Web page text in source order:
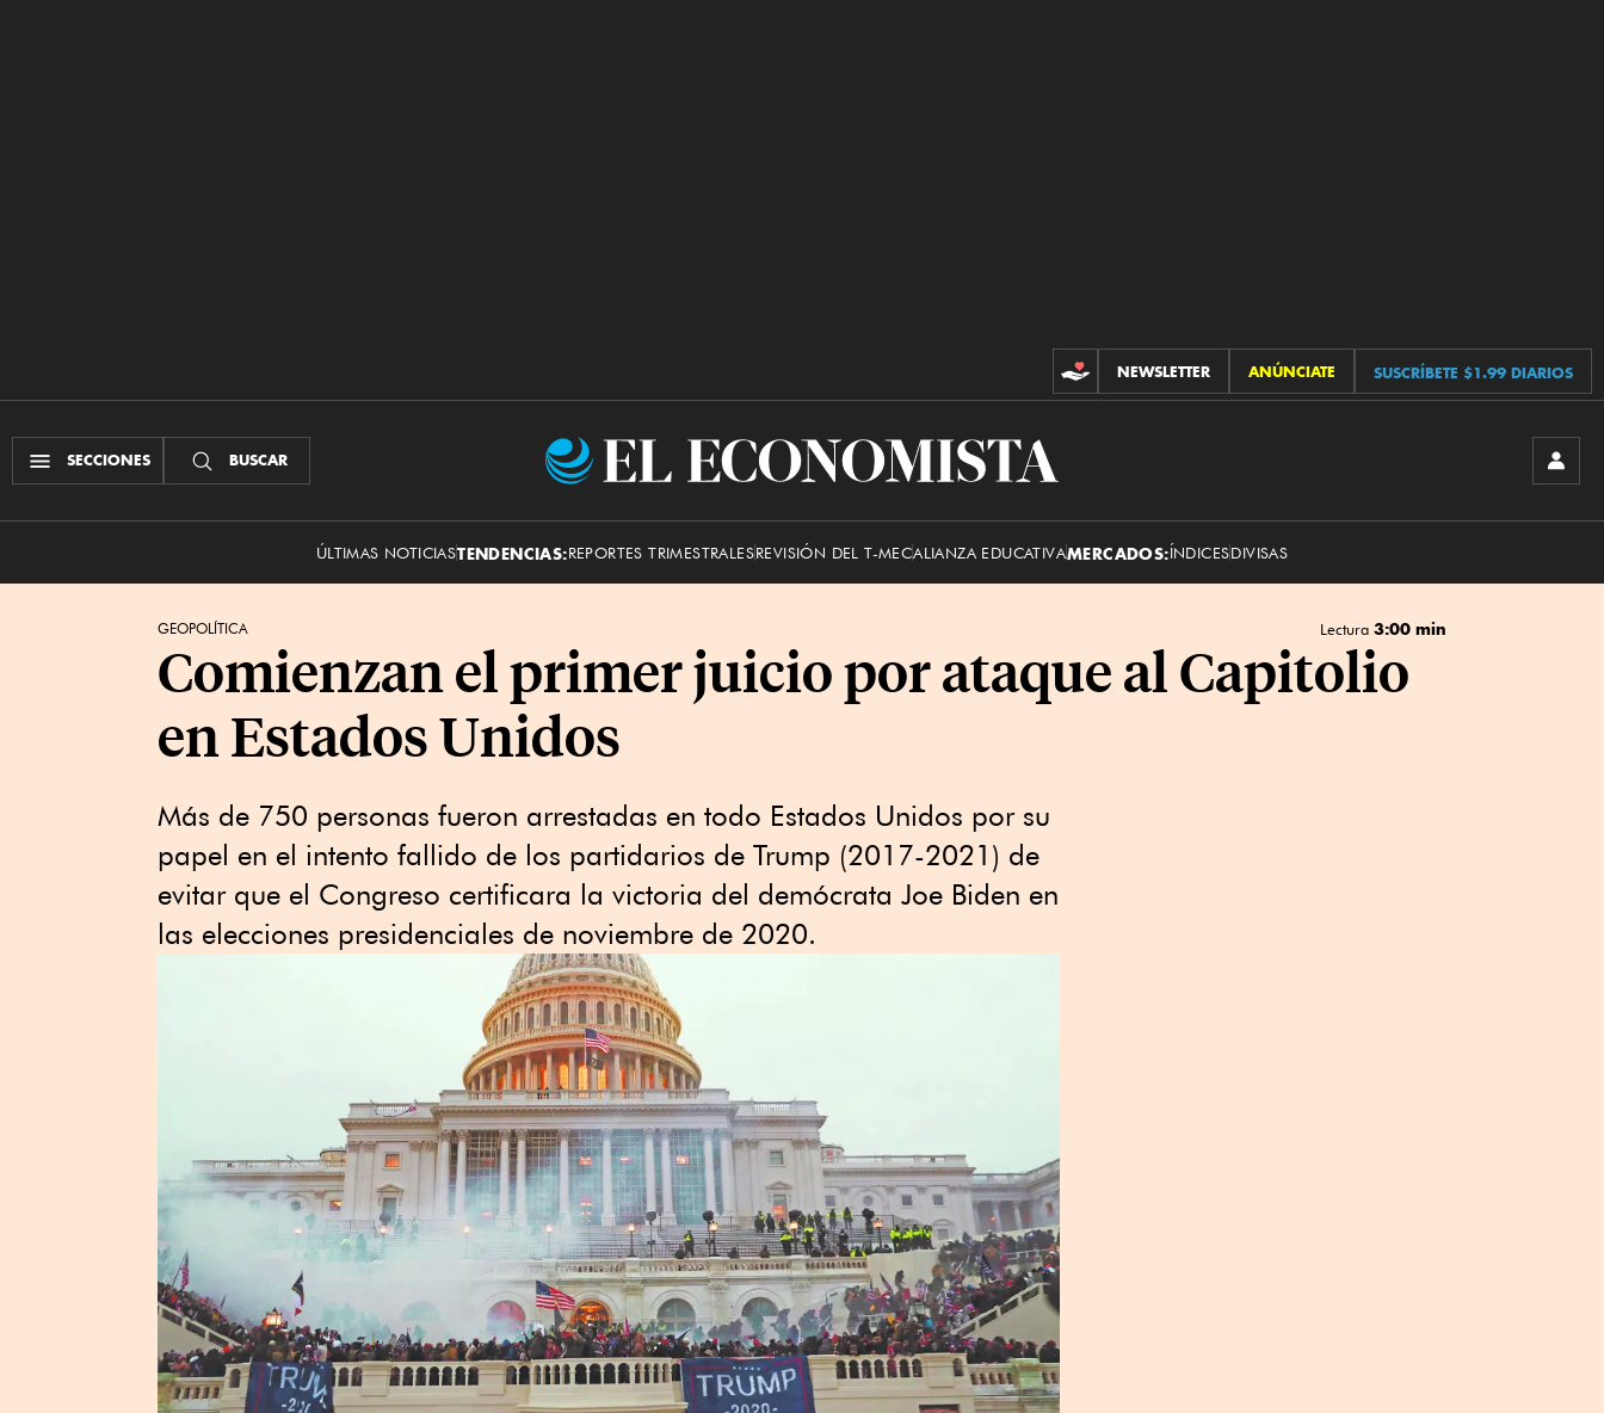
CONTRIBUCIONES
NEWSLETTER ANÚNCIATE SUSCRÍBETE $1.99 DIARIOS
SECCIONES BUSCAR
El
ÚLTIMAS NOTICIASTENDENCIAS:REPORTES TRIMESTRALESREVISIÓN DEL T-MECALIANZA EDUCATIVAMERCADOS:ÍNDICESDIVISAS
GEOPOLÍTICA Lectura 3:00 min
Comienzan el primer juicio por ataque al Capitolio
en Estados Unidos
Más de 750 personas fueron arrestadas en todo Estados Unidos por su
papel en el intento fallido de los partidarios de Trump (2017-2021) de
evitar que el Congreso certificara la victoria del demócrata Joe Biden en
las elecciones presidenciales de noviembre de 2020.